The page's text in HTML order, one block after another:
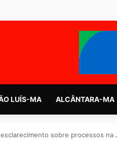
LUÍS-MA ALCÂNTARA-MA
sobre processos na